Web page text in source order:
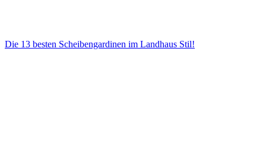
Die 13 besten Scheibengardinen im Landhaus Stil!